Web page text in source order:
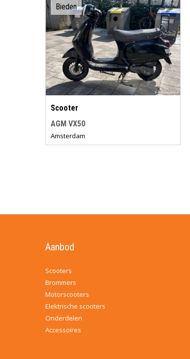
Bieden
Scooter
AGM VX50
Amsterdam
Aanbod
Scooters
Brommers
Motorscooters
Elektrische scooters
Onderdelen
Accessoires